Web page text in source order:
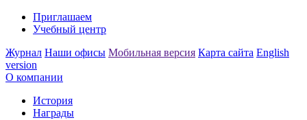
Приглашаем
Учебный центр
Журнал Наши офисы Мобильная версия Карта сайта English
version
О компании
История
Награды